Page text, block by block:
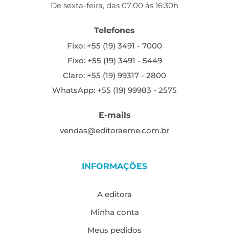
De sexta-feira, das 07:00 às 16:30h
Telefones
Fixo: +55 (19) 3491 - 7000
Fixo: +55 (19) 3491 - 5449
Claro: +55 (19) 99317 - 2800
WhatsApp: +55 (19) 99983 - 2575
E-mails
vendas@editoraeme.com.br
INFORMAÇÕES
A editora
Minha conta
Meus pedidos